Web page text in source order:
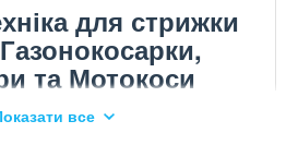
для стрижки
та Мотокоси
газон — це гордість
все